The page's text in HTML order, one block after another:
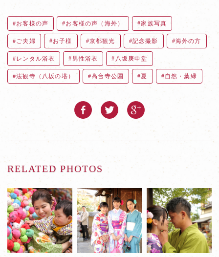
お客様の声 お客様の声（海外） 家族写真
ご夫婦 お子様 京都観光 記念撮影 海外の方
レンタル浴衣 男性浴衣 八坂庚申堂
法観寺（八坂の塔） 高台寺公園 夏 自然・葉緑
RELATED PHOTOS